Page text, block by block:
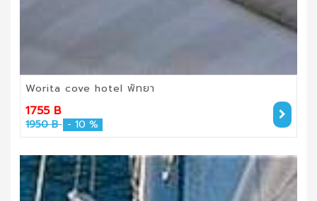
Worita cove hotel พัทยา
1755 B
1950 B - 10 %